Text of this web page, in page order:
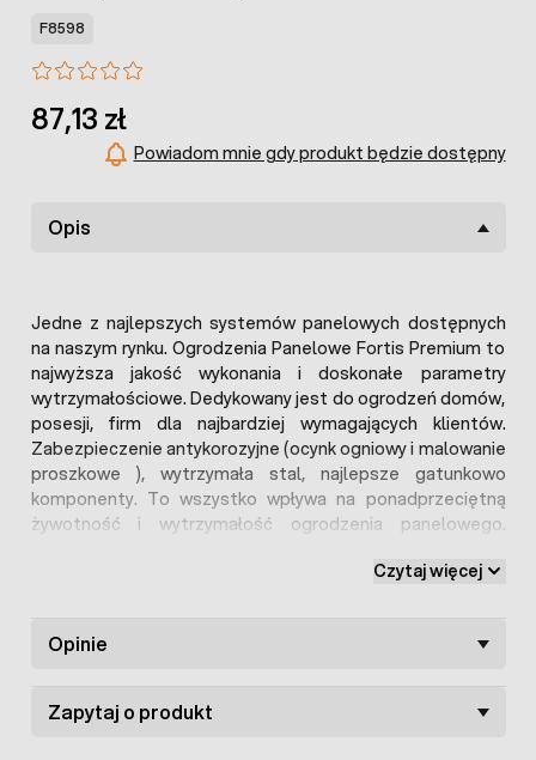
F8598
87,13 zł
Powiadom mnie gdy produkt będzie dostępny
Opis
Jedne z najlepszych systemów panelowych dostępnych
na naszym rynku. Ogrodzenia Panelowe Fortis Premium to
najwyższa jakość wykonania i doskonałe parametry
wytrzymałościowe. Dedykowany jest do ogrodzeń domów,
posesji, firm dla najbardziej wymagających klientów.
Zabezpieczenie antykorozyjne (ocynk ogniowy i malowanie
proszkowe ), wytrzymała stal, najlepsze gatunkowo
komponenty. To wszystko wpływa na ponadprzeciętną
żywotność i wytrzymałość ogrodzenia panelowego.
elementy montażowe pokryte są podwójną powłoką
PCV - najwyższej jakości farbą poliestrową nanoszoną
Powłoka cynkowa stanowi bardzo dobre
Czytaj więcej
Opinie
Zapytaj o produkt